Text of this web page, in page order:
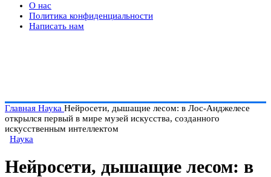
О нас
Политика конфиденциальности
Написать нам
Главная Наука Нейросети, дышащие лесом: в Лос-Анджелесе
открылся первый в мире музей искусства, созданного
искусственным интеллектом
Наука
Нейросети, дышащие лесом: в